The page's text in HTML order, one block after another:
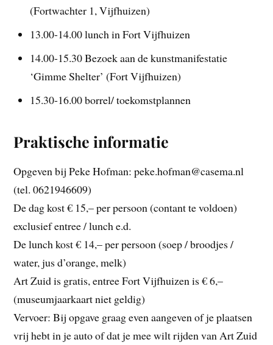
(Fortwachter 1, Vijfhuizen)
13.00-14.00 lunch in Fort Vijfhuizen
14.00-15.30 Bezoek aan de kunstmanifestatie
‘Gimme Shelter’ (Fort Vijfhuizen)
15.30-16.00 borrel/ toekomstplannen
Praktische informatie
Opgeven bij Peke Hofman: peke.hofman@casema.nl
(tel. 0621946609)
De dag kost € 15,– per persoon (contant te voldoen)
exclusief entree / lunch e.d.
De lunch kost € 14,– per persoon (soep / broodjes /
water, jus d’orange, melk)
Art Zuid is gratis, entree Fort Vijfhuizen is € 6,–
(museumjaarkaart niet geldig)
Vervoer: Bij opgave graag even aangeven of je plaatsen
vrij hebt in je auto of dat je mee wilt rijden van Art Zuid